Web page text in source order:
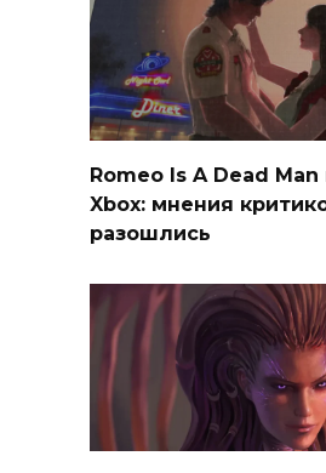
Romeo Is A Dead
Xbox: мнения
разошлись